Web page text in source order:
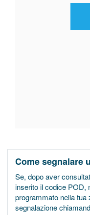
Come segnalare
Se, dopo aver
inserito il codice POD,
programmato nella tua
segnalazione